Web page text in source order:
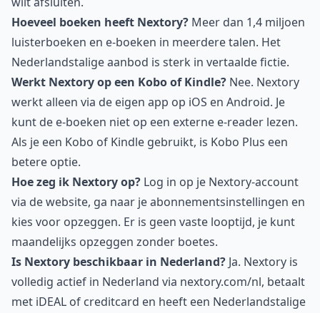
Hoeveel boeken heeft Nextory? Meer dan 1,4 miljoen
luisterboeken en e-boeken in meerdere talen. Het
Nederlandstalige aanbod is sterk in vertaalde fictie.
Werkt Nextory op een Kobo of Kindle? Nee. Nextory
werkt alleen via de eigen app op iOS en Android. Je
kunt de e-boeken niet op een externe e-reader lezen.
Als je een Kobo of Kindle gebruikt, is Kobo Plus een
betere optie.
Hoe zeg ik Nextory op? Log in op je Nextory-account
via de website, ga naar je abonnementsinstellingen en
kies voor opzeggen. Er is geen vaste looptijd, je kunt
maandelijks opzeggen zonder boetes.
Is Nextory beschikbaar in Nederland? Ja. Nextory is
volledig actief in Nederland via nextory.com/nl, betaalt
met iDEAL of creditcard en heeft een Nederlandstalige